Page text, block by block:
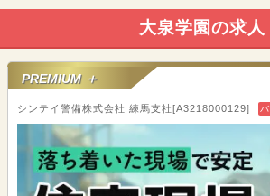
大泉学園の求人
PREMIUM ＋
シンテイ警備株式会社 練馬支社[A3218000129] バ